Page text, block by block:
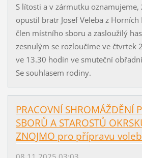
S lítosti a v zármutku oznamujeme,
opustil bratr Josef Veleba z
člen místního sboru a zasloužilý
zesnulým se rozloučíme ve čtvrtek
ve 13.30 hodin ve smuteční
Se souhlasem rodiny.
PRACOVNÍ SHROMÁŽDĚNÍ
SBORŮ A STAROSTŮ
ZNOJMO pro přípravu voleb